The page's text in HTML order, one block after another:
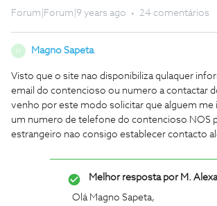
Forum|Forum|9 years ago 24 comentários
M Magno Sapeta
Visto que o site nao disponibiliza qulaquer
email do contencioso ou numero a contactar
venho por este modo solicitar que alguem me
um numero de telefone do contencioso NOS
estrangeiro nao consigo establecer contacto
Melhor resposta porM.
Olá Magno Sapeta,